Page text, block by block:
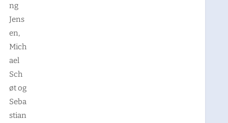
ng
Jens
en,
Mich
ael
Sch
øt og
Seba
stian